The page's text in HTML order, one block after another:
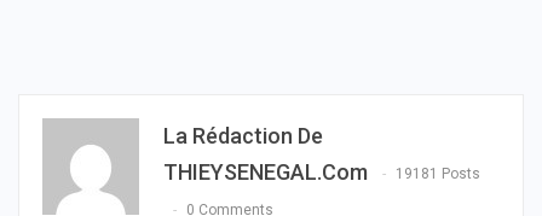
La Rédaction De
THIEYSENEGAL.com
19181 Posts
0 Comments